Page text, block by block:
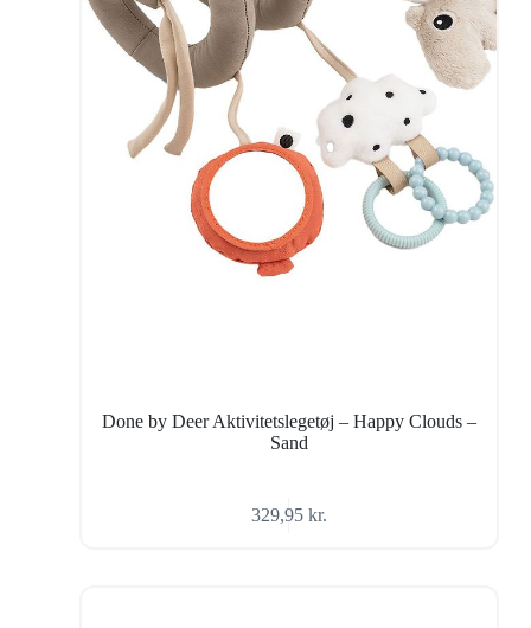
Done by Deer Aktivitetslegetøj – Happy Clouds –
Sand
329,95 kr.